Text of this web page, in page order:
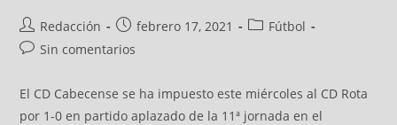
Redacción febrero 17, 2021
Fútbol
Sin comentarios
El CD Cabecense se ha impuesto este miércoles al CD Rota
por 1-0 en partido aplazado de la 11ª jornada en el